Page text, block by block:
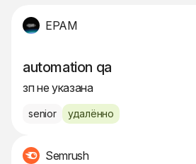
EPAM
automation qa
зп не указана
senior удалённо
Semrush